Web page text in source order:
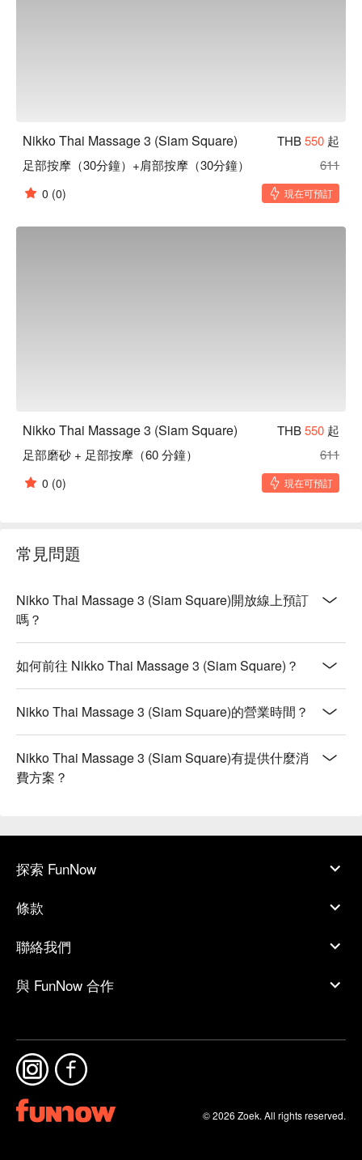
Nikko Thai Massage 3 (Siam Square) THB550 起
足部按摩（30分鐘）+肩部按摩（30分鐘）
611
0 (0) 現在可預訂
Nikko Thai Massage 3 (Siam Square) THB550 起
足部磨砂 + 足部按摩（60 分鐘）
611
0 (0) 現在可預訂
常見問題
Nikko Thai Massage 3 (Siam Square)開放線上預訂
嗎？
如何前往 Nikko Thai Massage 3 (Siam Square)？
Nikko Thai Massage 3 (Siam Square)的營業時間？
Nikko Thai Massage 3 (Siam Square)有提供什麼消
費方案？
探索 FunNow
條款
聯絡我們
與 FunNow 合作
© 2026 Zoek. All rights reserved.